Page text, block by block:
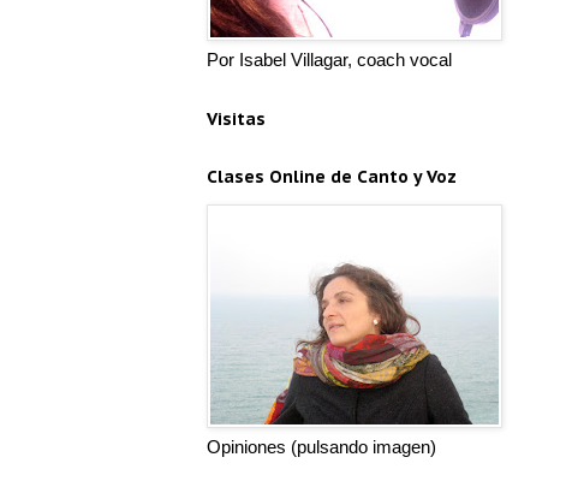
Por Isabel Villagar, coach vocal
Visitas
Clases Online de Canto y Voz
Opiniones (pulsando imagen)